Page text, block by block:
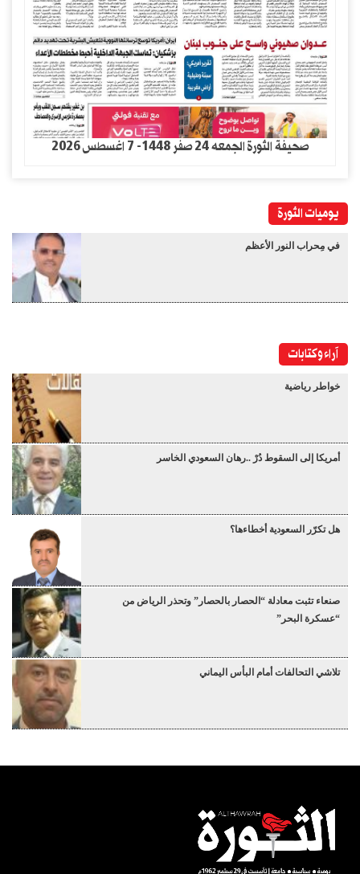
صحيفة الثورة الجمعه 24 صفر 1448- 7 اغسطس 2026
يوميات الثورة
في مِحراب النور الأعظم
آراء وكتابات
خواطر رياضية
أمريكا إلى السقوط دُرْ ..رهان السعودي الخاسر
هل تكرّر السعودية أخطاءها؟
صنعاء تثبت معادلة “الحصار بالحصار” وتحذر الرياض من
“عسكرة البحر”
تلاشي التحالفات أمام البأس اليماني